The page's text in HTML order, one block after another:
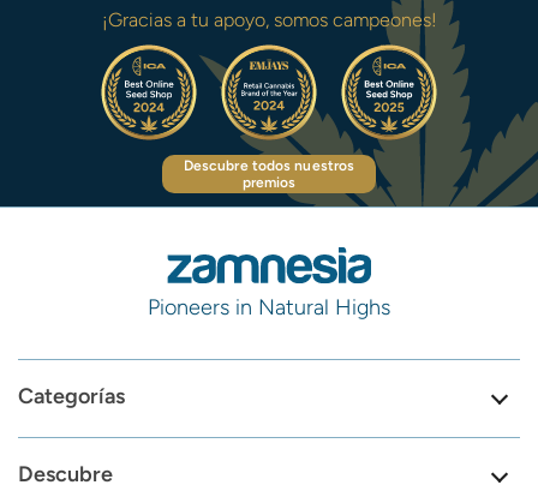
¡Gracias a tu apoyo, somos campeones!
Descubre todos nuestros
premios
Pioneers in Natural Highs
Categorías
Descubre